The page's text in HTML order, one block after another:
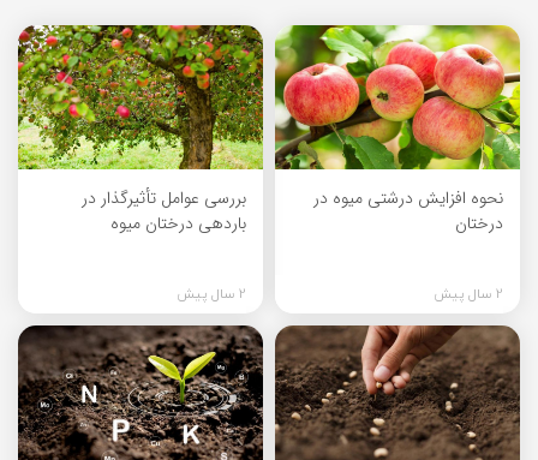
نحوه افزایش درشتی میوه در
درختان
2 سال پیش
بررسی عوامل تأثیرگذار در
باردهی درختان میوه
2 سال پیش